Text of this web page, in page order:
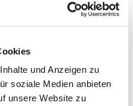
und Anzeigen zu
soziale Medien anbieten
unsere Website zu